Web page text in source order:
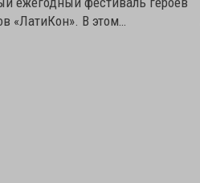
«ЛатиКон». В этом…